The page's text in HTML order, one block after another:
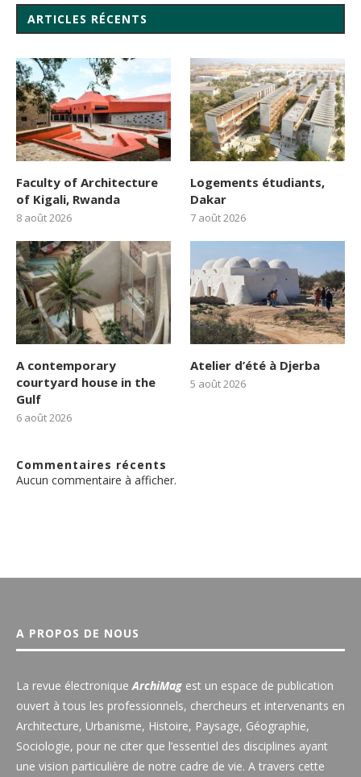
ARTICLES RÉCENTS
Faculty of Architecture
of Kigali, Rwanda
8 août 2026
Logements étudiants,
Dakar
7 août 2026
A contemporary
courtyard house in the
Gulf
6 août 2026
Atelier d’été à Djerba
5 août 2026
Commentaires récents
Aucun commentaire à afficher.
A PROPOS DE NOUS
La revue électronique ArchiMag est un espace de publication
ouvert à tous les professionnels, chercheurs et intervenants en
Architecture, Urbanisme, Histoire, Paysage, Géographie,
Sociologie, pour ne citer que l’essentiel des disciplines ayant
une vision particulière de notre cadre de vie. A travers cette